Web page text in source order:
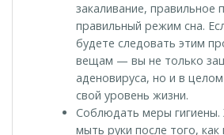
закаливание, правильное
правильный режим сна.
будете следовать этим
вещам — вы не только
аденовируса, но и в
свой уровень жизни.
Соблюдать меры гигиены.
мыть руки после того,